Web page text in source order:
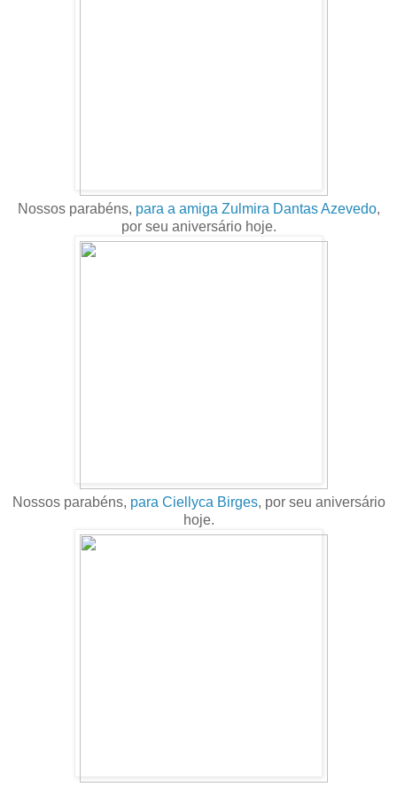
Nossos parabéns, para a amiga Zulmira Dantas Azevedo,
por seu aniversário hoje.
Nossos parabéns, para Ciellyca Birges, por seu aniversário
hoje.